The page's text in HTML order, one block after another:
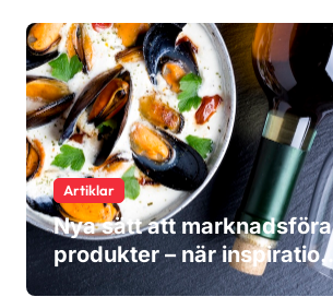
Artiklar
Nya sätt att marknadsföra
produkter – när inspiration
blir viktigare än reklam